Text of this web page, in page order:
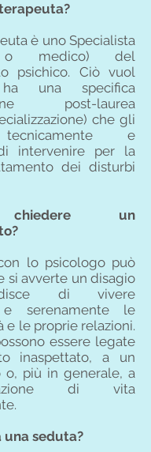
è uno Specialista
o medico) del
psichico. Ciò vuol
una specifica
post-laurea
che gli
e
intervenire per la
dei disturbi
chiedere un
lo psicologo può
si avverte un disagio
di vivere
e serenamente le
e le proprie relazioni.
essere legate
inaspettato, a un
o, più in generale, a
di vita
una seduta?